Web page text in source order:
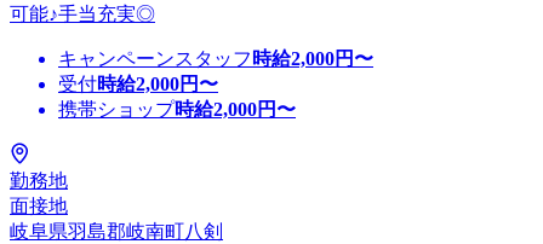
可能♪手当充実◎
キャンペーンスタッフ 時給2,000円〜
受付時給2,000円〜
携帯ショップ時給2,000円〜
勤務地
面接地
岐阜県羽島郡岐南町八剣